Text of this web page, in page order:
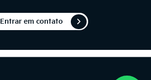
Entrar em contato